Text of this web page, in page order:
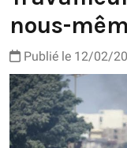
nous-
Publié le 12/02/